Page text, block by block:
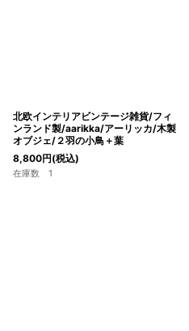
北欧インテリアビンテージ雑貨/フィ
ンランド製/aarikka/アーリッカ/木製
オブジェ/２羽の小鳥＋葉
8,800円(税込)
在庫数 1